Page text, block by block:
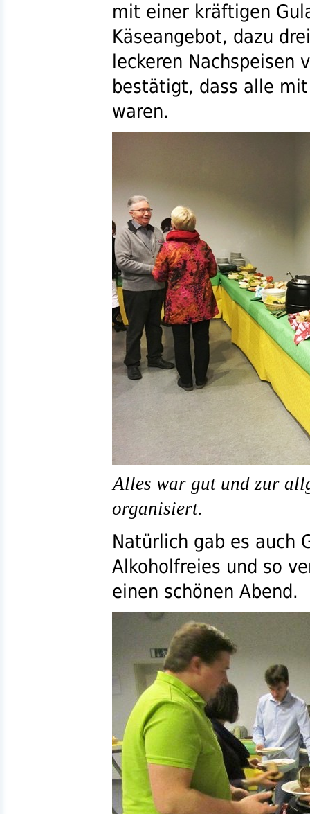
mit einer kräftigen
Käseangebot, dazu
leckeren Nachspeisen
bestätigt, dass alle
waren.
Alles war gut und zur
organisiert.
Natürlich gab es auch
Alkoholfreies und so
einen schönen Abend.